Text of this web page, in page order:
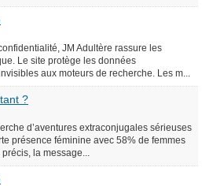
JM Adultère rassure les
Le site protège les données
aux moteurs de recherche. Les m...
?
d’aventures extraconjugales sérieuses
présence féminine avec 58% de femmes
la message...